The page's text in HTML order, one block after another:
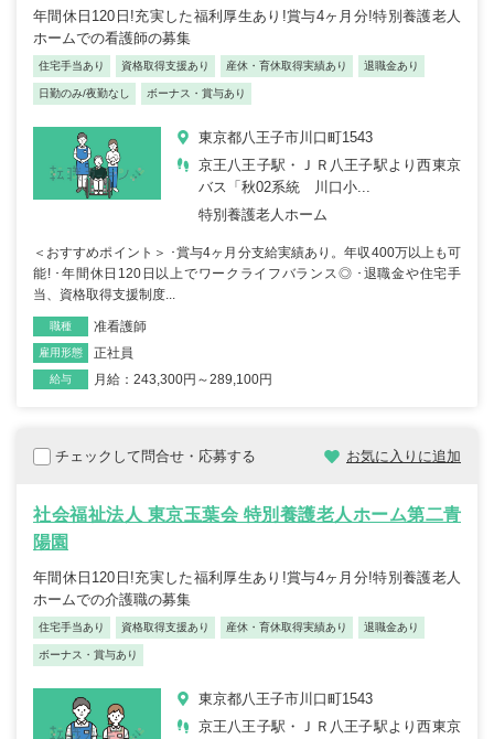
年間休日120日!充実した福利厚生あり!賞与4ヶ月分!特別養護老人
ホームでの看護師の募集
住宅手当あり 資格取得支援あり 産休・育休取得実績あり 退職金あり
日勤のみ/夜勤なし ボーナス・賞与あり
東京都八王子市川口町1543
京王八王子駅・ＪＲ八王子駅より西東京
バス「秋02系統 川口小...
特別養護老人ホーム
＜おすすめポイント＞ ･賞与4ヶ月分支給実績あり。年収400万以上も可
能! ･年間休日120日以上でワークライフバランス◎ ･退職金や住宅手
当、資格取得支援制度...
職種 准看護師
雇用形態 正社員
給与 月給：243,300円～289,100円
チェックして問合せ・応募する お気に入りに追加
社会福祉法人 東京玉葉会 特別養護老人ホーム第二青
陽園
年間休日120日!充実した福利厚生あり!賞与4ヶ月分!特別養護老人
ホームでの介護職の募集
住宅手当あり 資格取得支援あり 産休・育休取得実績あり 退職金あり
ボーナス・賞与あり
東京都八王子市川口町1543
京王八王子駅・ＪＲ八王子駅より西東京